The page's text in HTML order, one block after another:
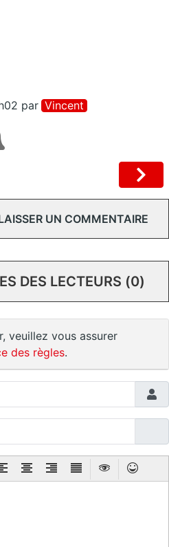
par Vincent
UN COMMENTAIRE
DES LECTEURS (0)
veuillez vous assurer
des règles.